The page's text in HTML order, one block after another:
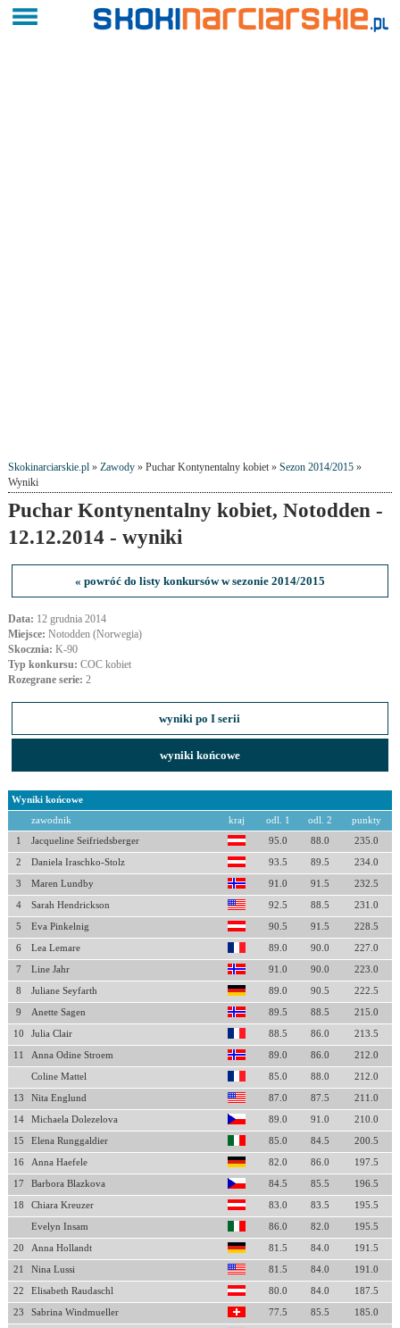
Skokinarciarskie.pl» Zawody» Puchar Kontynentalny kobiet » Sezon 2014/2015»
Wyniki
Puchar Kontynentalny kobiet, Notodden -
12.12.2014 - wyniki
« powróć do listy konkursów w sezonie 2014/2015
Data: 12 grudnia 2014
Miejsce: Notodden (Norwegia)
Skocznia: K-90
Typ konkursu: COC kobiet
Rozegrane serie: 2
wyniki po I serii
wyniki końcowe
Wyniki końcowe
zawodnik kraj odl. 1 odl. 2 punkty
1 Jacqueline Seifriedsberger 95.0 88.0 235.0
2 Daniela Iraschko-Stolz 93.5 89.5 234.0
3 Maren Lundby 91.0 91.5 232.5
4 Sarah Hendrickson 92.5 88.5 231.0
5 Eva Pinkelnig 90.5 91.5 228.5
6 Lea Lemare 89.0 90.0 227.0
7 Line Jahr 91.0 90.0 223.0
8 Juliane Seyfarth 89.0 90.5 222.5
9 Anette Sagen 89.5 88.5 215.0
10 Julia Clair 88.5 86.0 213.5
11 Anna Odine Stroem 89.0 86.0 212.0
Coline Mattel 85.0 88.0 212.0
13 Nita Englund 87.0 87.5 211.0
14 Michaela Dolezelova 89.0 91.0 210.0
15 Elena Runggaldier 85.0 84.5 200.5
16 Anna Haefele 82.0 86.0 197.5
17 Barbora Blazkova 84.5 85.5 196.5
18 Chiara Kreuzer 83.0 83.5 195.5
Evelyn Insam 86.0 82.0 195.5
20 Anna Hollandt 81.5 84.0 191.5
21 Nina Lussi 81.5 84.0 191.0
22 Elisabeth Raudaschl 80.0 84.0 187.5
23 Sabrina Windmueller 77.5 85.5 185.0